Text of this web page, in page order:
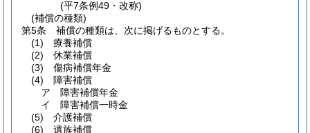
(平7条例49・改称)
(補償の種類)
第5条
補償の種類は、次に掲げるものとする。
(1)
療養補償
(2)
休業補償
(3)
傷病補償年金
(4)
障害補償
ア
障害補償年金
イ
障害補償一時金
(5)
介護補償
(6)
遺族補償